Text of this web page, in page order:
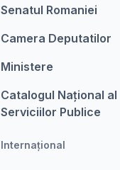
Senatul Romaniei
Camera Deputatilor
Ministere
Catalogul Național al
Serviciilor Publice
Internațional